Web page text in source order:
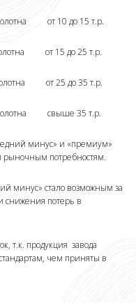
от 10 до 15 т.р.
от 15 до 25 т.р.
от 25 до 35 т.р.
свыше 35 т.р.
минус» и «премиум»
рыночным потребностям.
минус» стало возможным за
снижения потерь в
т.к. продукция завода
чем приняты в